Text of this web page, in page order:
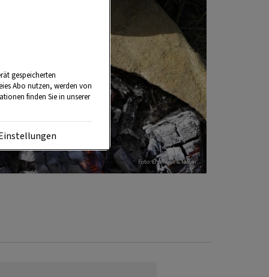
Foto: Eisenhut & Mayer
gespeicherten
Abo nutzen, werden von
finden Sie in unserer